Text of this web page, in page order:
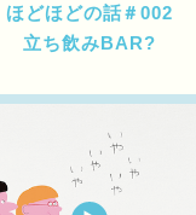
ほどほどの話＃002
立ち飲みBAR?